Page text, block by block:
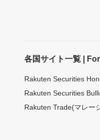
各国サイト一覧 |
Rakuten Securities
Rakuten Securities
Rakuten Trade(マレー